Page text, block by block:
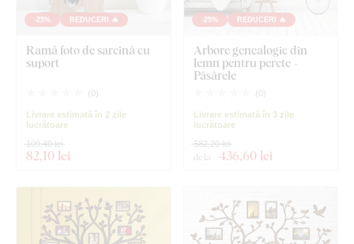
-25% REDUCERI 🔥
Ramă foto de sarcină cu
suport
( 0 )
Livrare estimată în 2 zile
lucrătoare
82,10 lei
109,40 lei
-25% REDUCERI 🔥
Arbore genealogic din
lemn pentru perete -
Păsărele
( 0 )
Livrare estimată în 3 zile
lucrătoare
de la 436,60 lei
582,20 lei